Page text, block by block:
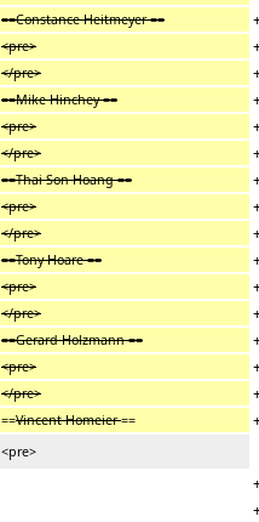
==Constance Heitmeyer ==
<pre>
</pre>
==Mike Hinchey ==
<pre>
</pre>
==Thai Son Hoang ==
<pre>
</pre>
==Tony Hoare ==
<pre>
</pre>
==Gerard Holzmann ==
<pre>
</pre>
==Vincent Homeier==
<pre>